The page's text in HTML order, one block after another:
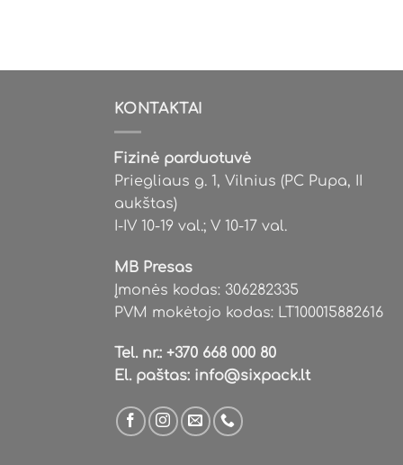
KONTAKTAI
Fizinė parduotuvė
Priegliaus g. 1, Vilnius (PC Pupa, II
aukštas)
I-IV 10-19 val.; V 10-17 val.
MB Presas
Įmonės kodas: 306282335
PVM mokėtojo kodas: LT100015882616
Tel. nr.: +370 668 000 80
El. paštas: info@sixpack.lt